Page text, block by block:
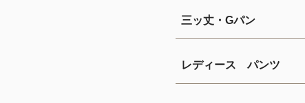
三ッ丈・Gパン
レディース パンツ